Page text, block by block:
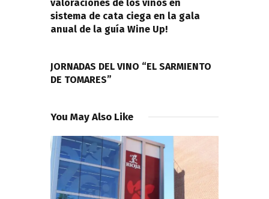
valoraciones de los vinos en
sistema de cata ciega en la gala
anual de la guía Wine Up!
JORNADAS DEL VINO “EL SARMIENTO
DE TOMARES”
You May Also Like